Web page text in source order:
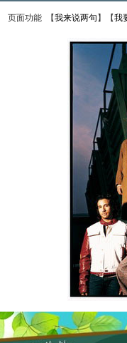
页面功能 【我来说两句 】【我